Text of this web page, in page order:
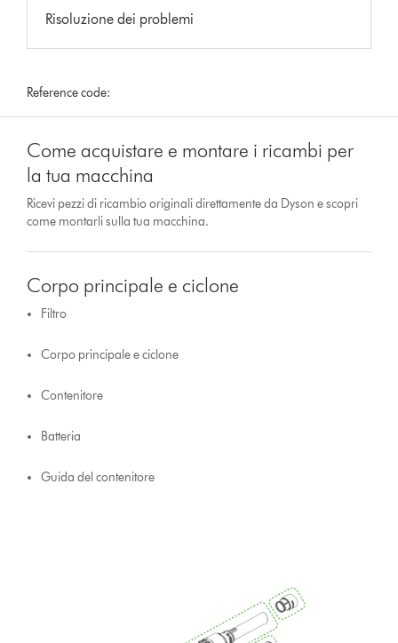
Risoluzione dei problemi
Reference code:
Come acquistare e montare i ricambi per
la tua macchina
Ricevi pezzi di ricambio originali direttamente da Dyson e scopri
come montarli sulla tua macchina.
Corpo principale e ciclone
Filtro
Corpo principale e ciclone
Contenitore
Batteria
Guida del contenitore